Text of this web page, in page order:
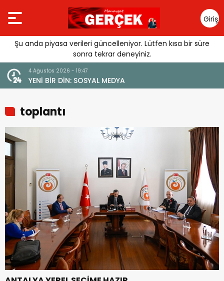
Giriş
Yap
Şu anda piyasa verileri güncelleniyor. Lütfen kısa bir süre
sonra tekrar deneyiniz.
4 Ağustos 2026 - 19:47
YENİ BİR DİN: SOSYAL MEDYA
toplantı